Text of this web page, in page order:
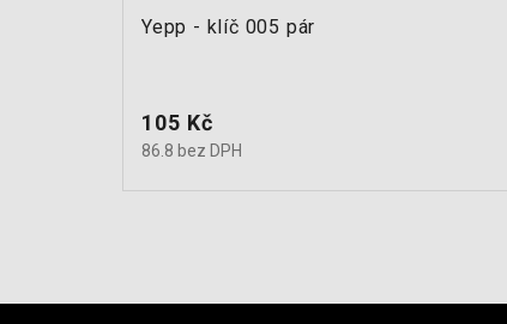
Yepp - klíč 005 pár
Cena
105 Kč
86.8 bez DPH